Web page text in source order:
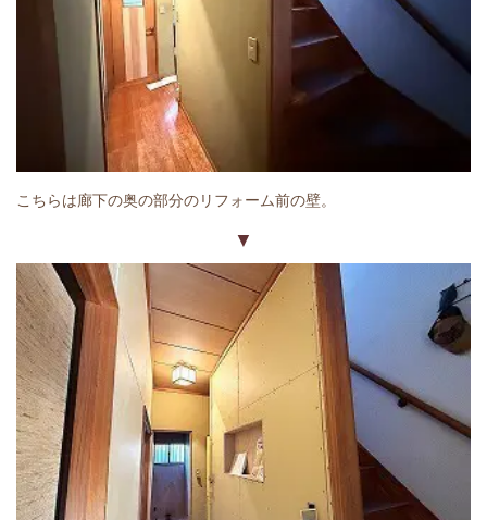
こちらは廊下の奥の部分のリフォーム前の壁。
▼